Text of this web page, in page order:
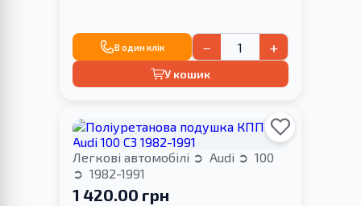
В один клік − +
У кошик
Легкові автомобілі Audi
100
1982-1991
1 420.00 грн